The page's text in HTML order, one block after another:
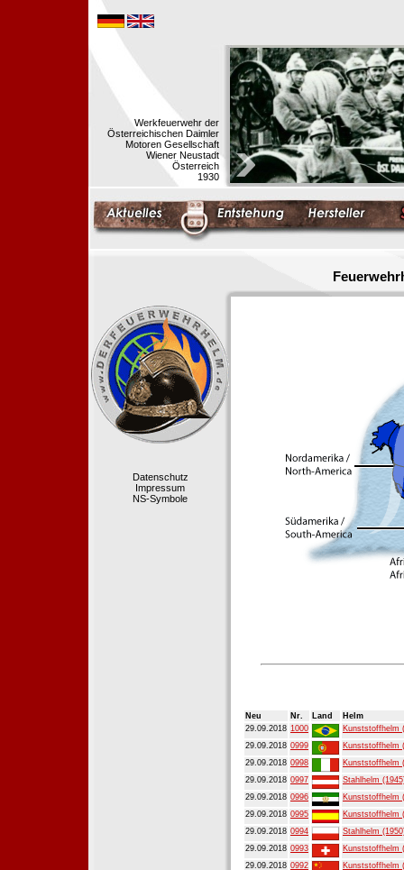
Werkfeuerwehr der
Österreichischen Daimler
Motoren Gesellschaft
Wiener Neustadt
Österreich
1930
Datenschutz
Impressum
NS-Symbole
Neu Nr. Land
Helm
29.09.2018 1000
Kunststoffhelm
29.09.2018 0999
Kunststoffhelm
29.09.2018 0998
Kunststoffhelm
29.09.2018 0997
Stahlhelm
29.09.2018 0996
Kunststoffhelm
29.09.2018 0995
Kunststoffhelm
29.09.2018 0994
Stahlhelm
29.09.2018 0993
Kunststoffhelm
29.09.2018 0992
Kunststoffhelm